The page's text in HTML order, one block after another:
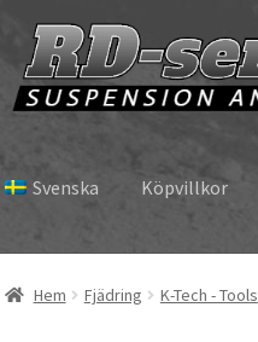
Hoppa
till
navigering
Hoppa
till
innehåll
Svenska Köpvillkor
Hem Fjädring K-Tech - Tools